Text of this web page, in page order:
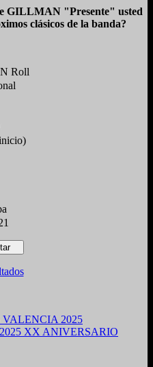
GILLMAN "Presente" usted
clásicos de la banda?
Roll